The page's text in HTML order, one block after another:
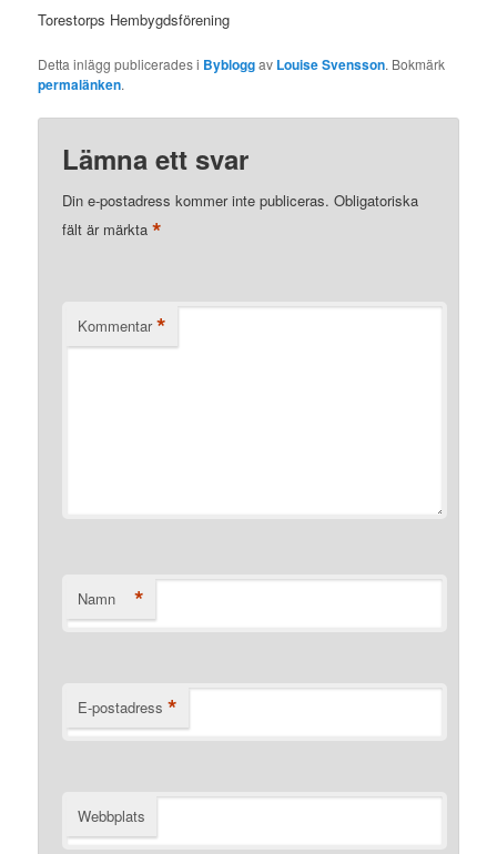
Torestorps Hembygdsförening
Detta inlägg publicerades i Bybloggav Louise Svensson. Bokmärk
permalänken.
Lämna ett svar
Din e-postadress kommer inte publiceras. Obligatoriska
fält är märkta*
Kommentar *
Namn *
E-postadress *
Webbplats